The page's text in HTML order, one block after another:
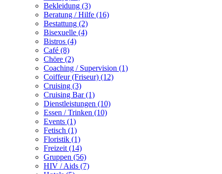
Bekleidung (3)
Beratung / Hilfe (16)
Bestattung (2)
Bisexuelle (4)
Bistros (4)
Café (8)
Chöre (2)
Coaching / Supervision (1)
Coiffeur (Friseur) (12)
Cruising (3)
Cruising Bar (1)
Dienstleistungen (10)
Essen / Trinken (10)
Events (1)
Fetisch (1)
Floristik (1)
Freizeit (14)
Gruppen (56)
HIV / Aids (7)